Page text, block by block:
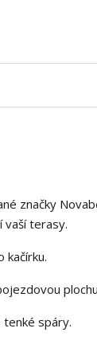
značky
vaší terasy.
kačírku.
spáry.